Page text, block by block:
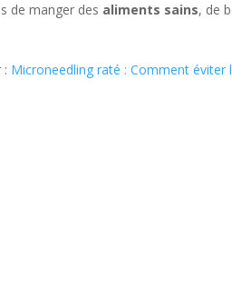
de manger des aliments sains, de
: Microneedling raté : Comment éviter